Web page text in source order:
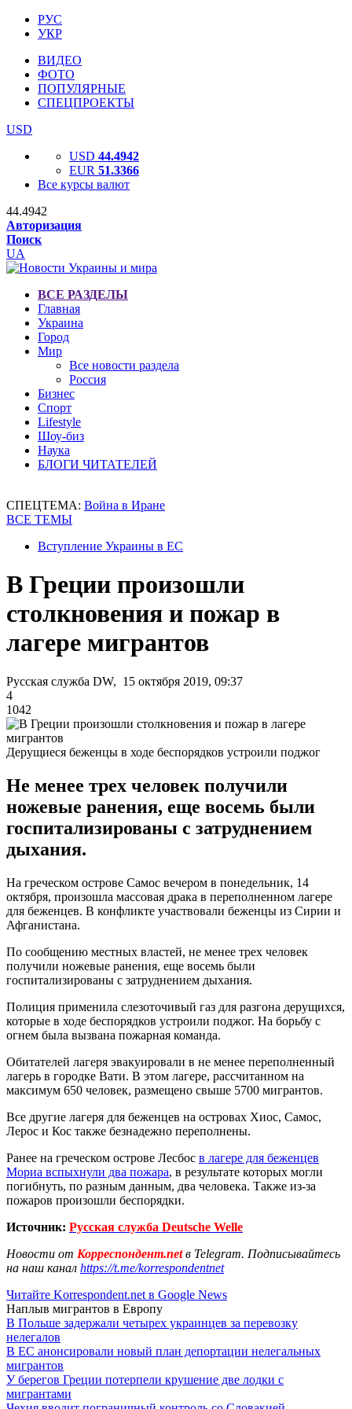
РУС
УКР
ВИДЕО
ФОТО
ПОПУЛЯРНЫЕ
СПЕЦПРОЕКТЫ
USD
USD 44.4942
EUR 51.3366
Все курсы валют
44.4942
Авторизация
Поиск
UA
ВСЕ РАЗДЕЛЫ
Главная
Украина
Город
Мир
Все новости раздела
Россия
Бизнес
Спорт
Lifestyle
Шоу-биз
Наука
БЛОГИ ЧИТАТЕЛЕЙ
СПЕЦТЕМА: Война в Иране
ВСЕ ТЕМЫ
Вступление Украины в ЕС
В Греции произошли
столкновения и пожар в
лагере мигрантов
Русская служба DW, 15 октября 2019, 09:37
4
1042
Дерущиеся беженцы в ходе беспорядков устроили поджог
Не менее трех человек получили
ножевые ранения, еще восемь были
госпитализированы с затруднением
дыхания.
На греческом острове Самос вечером в понедельник, 14
октября, произошла массовая драка в переполненном лагере
для беженцев. В конфликте участвовали беженцы из Сирии и
Афганистана.
По сообщению местных властей, не менее трех человек
получили ножевые ранения, еще восемь были
госпитализированы с затруднением дыхания.
Полиция применила слезоточивый газ для разгона дерущихся,
которые в ходе беспорядков устроили поджог. На борьбу с
огнем была вызвана пожарная команда.
Обитателей лагеря эвакуировали в не менее переполненный
лагерь в городке Вати. В этом лагере, рассчитанном на
максимум 650 человек, размещено свыше 5700 мигрантов.
Все другие лагеря для беженцев на островах Хиос, Самос,
Лерос и Кос также безнадежно переполнены.
Ранее на греческом острове Лесбос в лагере для беженцев
Мориа вспыхнули два пожара, в результате которых могли
погибнуть, по разным данным, два человека. Также из-за
пожаров произошли беспорядки.
Источник: Русская служба Deutsche Welle
Новости от Корреспондент.netв Telegram. Подписывайтесь
на наш канал https://t.me/korrespondentnet
Читайте Korrespondent.net в Google News
Наплыв мигрантов в Европу
В Польше задержали четырех украинцев за перевозку
нелегалов
В ЕС анонсировали новый план депортации нелегальных
мигрантов
У берегов Греции потерпели крушение две лодки с
мигрантами